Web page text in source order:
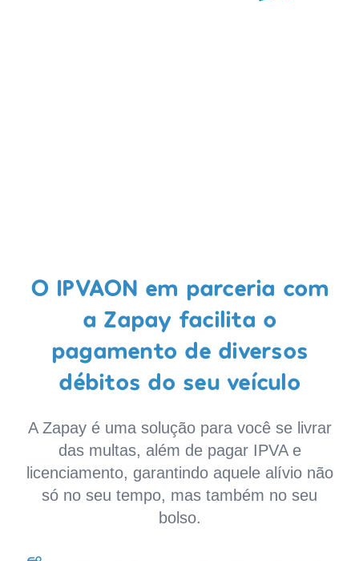
O IPVAON em parceria com
a Zapay facilita o
pagamento de diversos
débitos do seu veículo
A Zapay é uma solução para você se livrar
das multas, além de pagar IPVA e
licenciamento, garantindo aquele alívio não
só no seu tempo, mas também no seu
bolso.